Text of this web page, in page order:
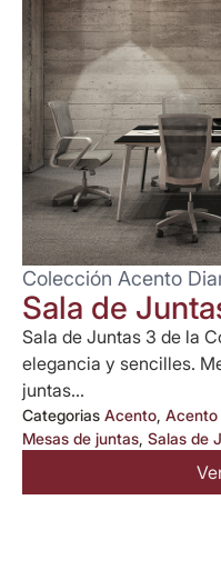
Colección Acento
Sala de
Sala de Juntas 3 de la
elegancia y sencilles.
juntas...
Categorias Acento, Acento
Mesas de juntas, Salas de